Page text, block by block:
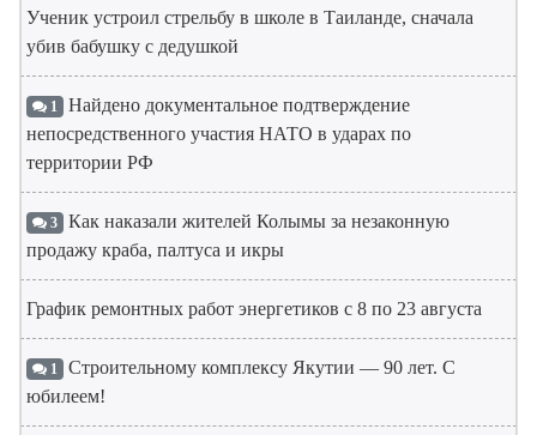
Ученик устроил стрельбу в школе в Таиланде, сначала
убив бабушку с дедушкой
1 Найдено документальное подтверждение
непосредственного участия НАТО в ударах по
территории РФ
3 Как наказали жителей Колымы за незаконную
продажу краба, палтуса и икры
График ремонтных работ энергетиков с 8 по 23 августа
1 Строительному комплексу Якутии — 90 лет. С
юбилеем!